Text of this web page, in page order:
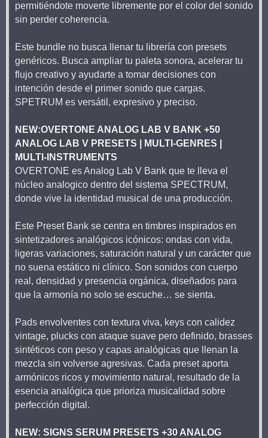
permitiéndote moverte libremente por el color del sonido
sin perder coherencia.
Este bundle no busca llenar tu librería con presets
genéricos. Busca ampliar tu paleta sonora, acelerar tu
flujo creativo y ayudarte a tomar decisiones con
intención desde el primer sonido que cargas.
SPETRUM es versátil, expresivo y preciso.
NEW:OVERTONE ANALOG LAB V BANK +50
ANALOG LAB V PRESETS | MULTI-GENRES |
MULTI-INSTRUMENTS
OVERTONE es Analog Lab V Bank que te lleva el
núcleo analogico dentro del sistema SPECTRUM,
donde vive la identidad musical de una producción.
Este Preset Bank se centra en timbres inspirados en
sintetizadores analógicos icónicos: ondas con vida,
ligeras variaciones, saturación natural y un carácter que
no suena estático ni clínico. Son sonidos con cuerpo
real, densidad y presencia orgánica, diseñados para
que la armonía no solo se escuche… se sienta.
Pads envolventes con textura viva, keys con calidez
vintage, plucks con ataque suave pero definido, brasses
sintéticos con peso y capas analógicas que llenan la
mezcla sin volverse agresivas. Cada preset aporta
armónicos ricos y movimiento natural, resultado de la
esencia analógica que prioriza musicalidad sobre
perfección digital.
NEW: SIGNS SERUM PRESETS +30 ANALOG